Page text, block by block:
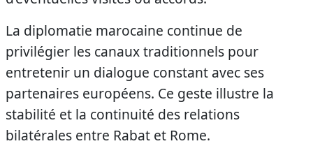
La diplomatie marocaine continue de
privilégier les canaux traditionnels pour
entretenir un dialogue constant avec ses
partenaires européens. Ce geste illustre la
stabilité et la continuité des relations
bilatérales entre Rabat et Rome.